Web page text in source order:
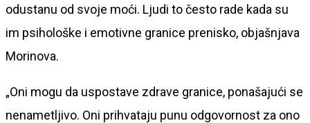
odustanu od svoje moći. Ljudi to često rade kada su
im psihološke i emotivne granice prenisko, objašnjava
Morinova.
„Oni mogu da uspostave zdrave granice, ponašajući se
nenametljivo. Oni prihvataju punu odgovornost za ono